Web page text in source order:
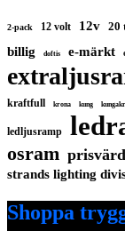
2-pack 12 volt 12v 20
billig doftis e-märkt
kraftfull krona kung
ledljusramp
osram prisvärd
strands lighting
Shoppa